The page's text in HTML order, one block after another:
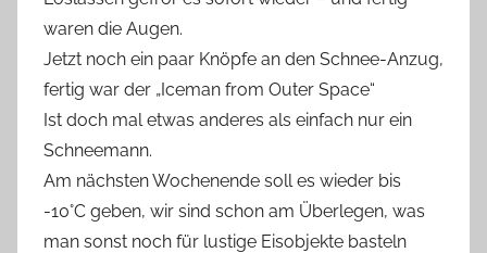
waren die Augen.
Jetzt noch ein paar Knöpfe an den Schnee-Anzug,
fertig war der „Iceman from Outer Space“
Ist doch mal etwas anderes als einfach nur ein
Schneemann.
Am nächsten Wochenende soll es wieder bis
-10°C geben, wir sind schon am Überlegen, was
man sonst noch für lustige Eisobjekte basteln